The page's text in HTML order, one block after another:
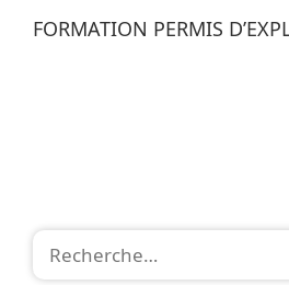
FORMATION PERMIS